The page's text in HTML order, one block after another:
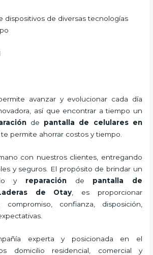
dispositivos de diversas tecnologías
avanzar y evolucionar cada día
así que encontrar a tiempo un
de pantalla de celularesen
te permite ahorrar costos y tiempo.
con nuestros clientes, entregando
y seguros. El propósito de brindar un
y reparación de
pantalla de
de Otay , es proporcionar
compromiso, confianza, disposición,
experta y posicionada en el
domicilio residencial, comercial y